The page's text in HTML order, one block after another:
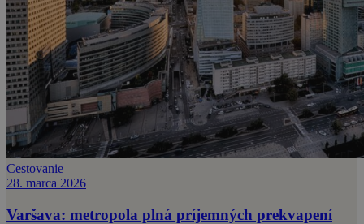
Cestovanie
28. marca 2026
Varšava: metropola plná príjemných prekvapení